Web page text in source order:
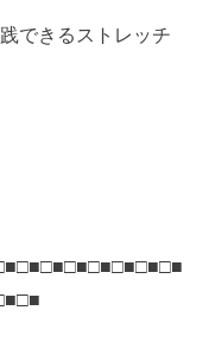
できるストレッチ